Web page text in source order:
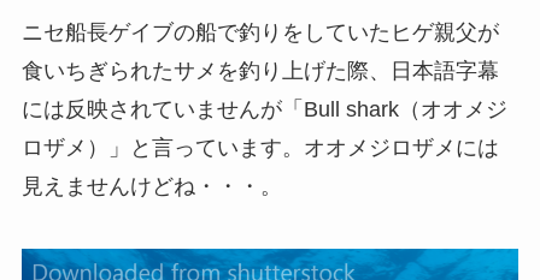
ニセ船長ゲイブの船で釣りをしていたヒゲ親父が
食いちぎられたサメを釣り上げた際、日本語字幕
には反映されていませんが「Bull shark（オオメジ
ロザメ）」と言っています。オオメジロザメには
見えませんけどね・・・。